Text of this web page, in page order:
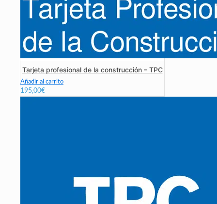
Tarjeta profesional de la construcción – TPC
Añadir al carrito
195,00€